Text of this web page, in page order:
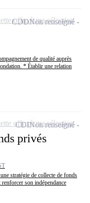
de qualité auprès
* Établir une relation
CDDNon renseigné
offre à ma sélection
privés
stratégie de collecte de fonds
son indépendance
CDINon renseigné
offre à ma sélection